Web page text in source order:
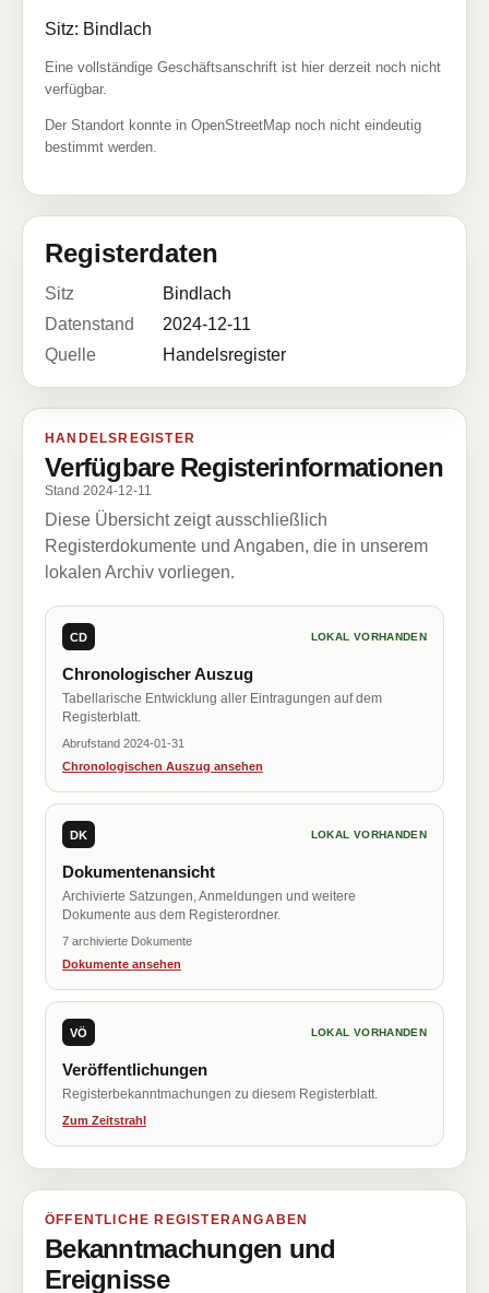
Sitz: Bindlach
Eine vollständige Geschäftsanschrift ist hier derzeit noch nicht
verfügbar.
Der Standort konnte in OpenStreetMap noch nicht eindeutig
bestimmt werden.
Registerdaten
Sitz
Bindlach
Datenstand
2024-12-11
Quelle
Handelsregister
HANDELSREGISTER
Verfügbare Registerinformationen
Stand 2024-12-11
Diese Übersicht zeigt ausschließlich
Registerdokumente und Angaben, die in unserem
lokalen Archiv vorliegen.
CD LOKAL VORHANDEN
Chronologischer Auszug
Tabellarische Entwicklung aller Eintragungen auf dem
Registerblatt.
Abrufstand 2024-01-31
Chronologischen Auszug ansehen
DK LOKAL VORHANDEN
Dokumentenansicht
Archivierte Satzungen, Anmeldungen und weitere
Dokumente aus dem Registerordner.
7 archivierte Dokumente
Dokumente ansehen
VÖ LOKAL VORHANDEN
Veröffentlichungen
Registerbekanntmachungen zu diesem Registerblatt.
Zum Zeitstrahl
ÖFFENTLICHE REGISTERANGABEN
Bekanntmachungen und
Ereignisse